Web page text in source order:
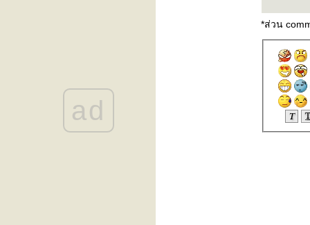
บางแสนแสนสุข
ครั้งแรกเวียดนาม
Bangsaen42Kad
*ส่วน